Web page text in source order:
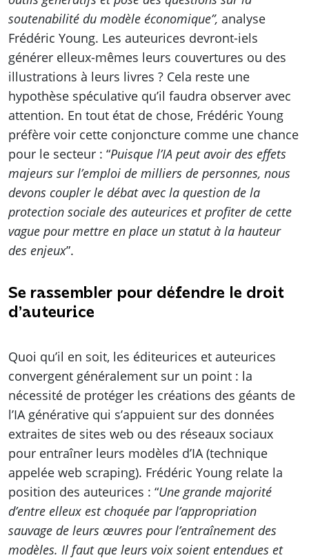
soutenabilité du modèle économique”, analyse
Frédéric Young. Les auteurices devront-iels
générer elleux-mêmes leurs couvertures ou des
illustrations à leurs livres ? Cela reste une
hypothèse spéculative qu’il faudra observer avec
attention. En tout état de chose, Frédéric Young
préfère voir cette conjoncture comme une chance
pour le secteur : “Puisque l’IA peut avoir des effets
majeurs sur l’emploi de milliers de personnes, nous
devons coupler le débat avec la question de la
protection sociale des auteurices et profiter de cette
vague pour mettre en place un statut à la hauteur
des enjeux”.
Se rassembler pour défendre le droit
d’auteurice
Quoi qu’il en soit, les éditeurices et auteurices
convergent généralement sur un point : la
nécessité de protéger les créations des géants de
l’IA générative qui s’appuient sur des données
extraites de sites web ou des réseaux sociaux
pour entraîner leurs modèles d’IA (technique
appelée web scraping). Frédéric Young relate la
position des auteurices : “Une grande majorité
d’entre elleux est choquée par l’appropriation
sauvage de leurs œuvres pour l’entraînement des
modèles. Il faut que leurs voix soient entendues et